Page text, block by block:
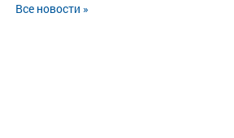
Все новости »